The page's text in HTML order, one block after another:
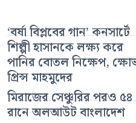
‘বর্ষা বিপ্লবের গান’ কনসার্টে
শিল্পী হাসানকে লক্ষ্য করে
পানির বোতল নিক্ষেপ,
প্রিন্স মাহমুদের
মিরাজের সেঞ্চুরির পরও ৫৪
রানে অলআউট বাংলাদেশ